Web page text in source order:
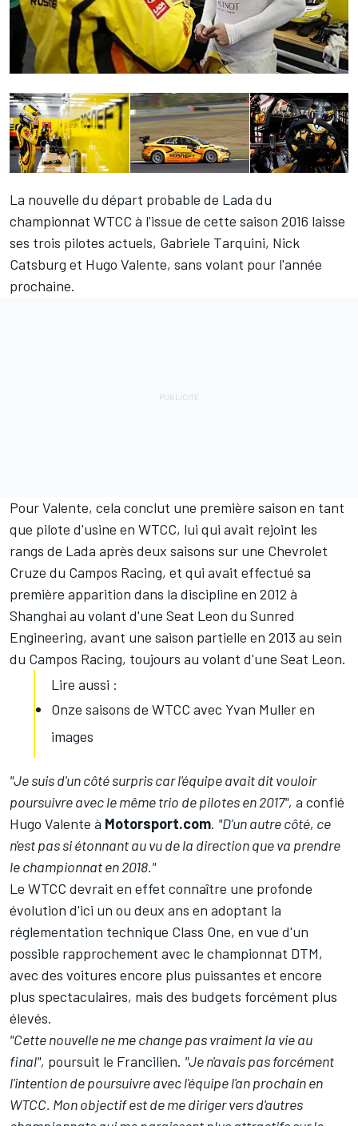
La nouvelle du départ probable de Lada du
championnat WTCC à l'issue de cette saison 2016 laisse
ses trois pilotes actuels, Gabriele Tarquini, Nick
Catsburg et Hugo Valente, sans volant pour l'année
prochaine.
Pour Valente, cela conclut une première saison en tant
que pilote d'usine en WTCC, lui qui avait rejoint les
rangs de Lada après deux saisons sur une Chevrolet
Cruze du Campos Racing, et qui avait effectué sa
première apparition dans la discipline en 2012 à
Shanghai au volant d'une Seat Leon du Sunred
Engineering, avant une saison partielle en 2013 au sein
du Campos Racing, toujours au volant d'une Seat Leon.
Lire aussi :
Onze saisons de WTCC avec Yvan Muller en
images
"Je suis d'un côté surpris car l'équipe avait dit vouloir
poursuivre avec le même trio de pilotes en 2017", a confié
Hugo Valente à Motorsport.com. "D'un autre côté, ce
n'est pas si étonnant au vu de la direction que va prendre
le championnat en 2018."
Le WTCC devrait en effet connaître une profonde
évolution d'ici un ou deux ans en adoptant la
réglementation technique Class One, en vue d'un
possible rapprochement avec le championnat DTM,
avec des voitures encore plus puissantes et encore
plus spectaculaires, mais des budgets forcément plus
élevés.
"Cette nouvelle ne me change pas vraiment la vie au
final", poursuit le Francilien. "Je n'avais pas forcément
l'intention de poursuivre avec l'équipe l'an prochain en
WTCC. Mon objectif est de me diriger vers d'autres